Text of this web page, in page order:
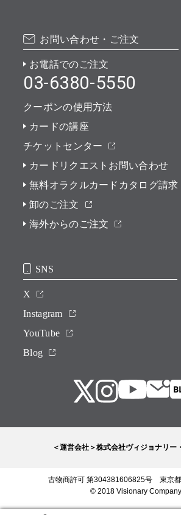
お問い合わせ・ご注文
お電話でのご注文
03-6380-5550
クーポンの使用方法
カードの講座
チケットセンター
カードリクエストお問い合わせ
無料オラクルカードカタログ請求
卸のご注文
海外からのご注文
SNS
X
Instagram
YouTube
Blog
＜運営会社＞株式会社ヴィジョナリー
古物商許可 第304381606825号 東京
© 2018 Visionary Company.